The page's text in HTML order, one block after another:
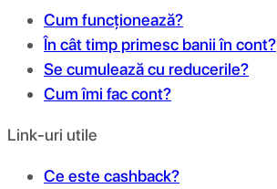
Cum funcționează?
În cât timp primesc banii în cont?
Se cumulează cu reducerile?
Cum îmi fac cont?
Link-uri utile
Ce este cashback?